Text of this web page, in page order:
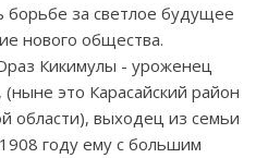
борьбе за светлое будущее
нового общества.
Кикимулы - уроженец
это Карасайский район
области), выходец из семьи
году ему с большим